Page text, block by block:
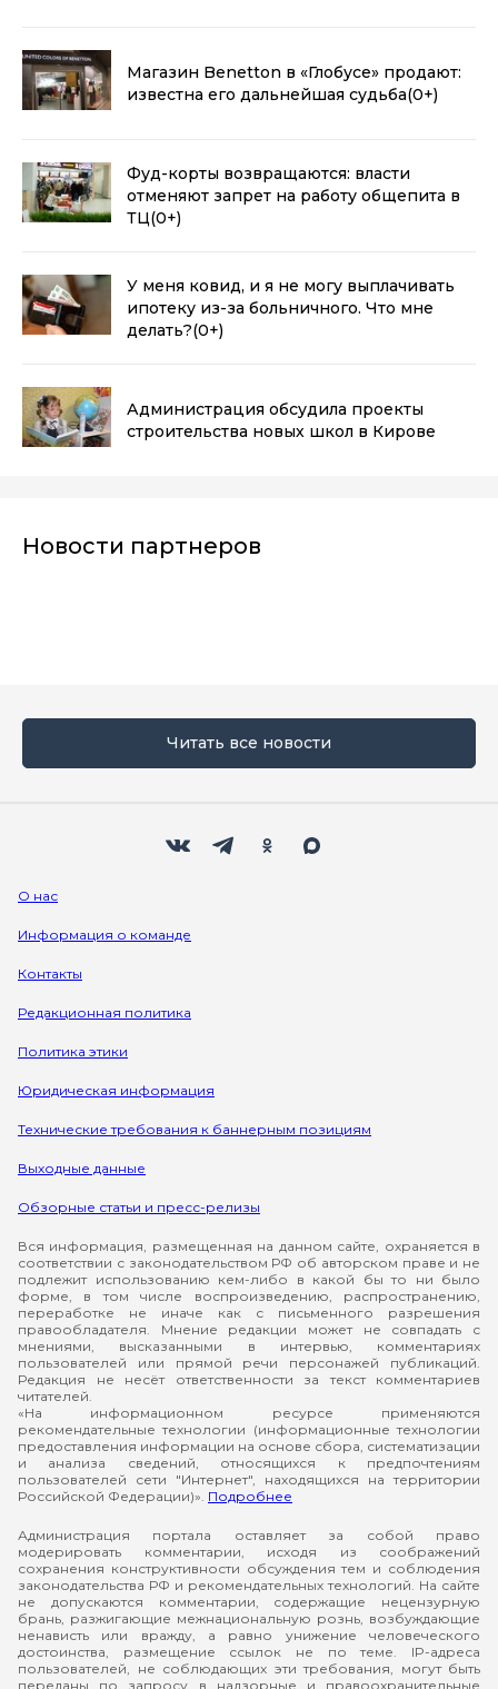
Магазин Benetton в «Глобусе» продают:
известна его дальнейшая судьба(0+)
Фуд-корты возвращаются: власти
отменяют запрет на работу общепита в
ТЦ(0+)
У меня ковид, и я не могу выплачивать
ипотеку из-за больничного. Что мне
делать?(0+)
Администрация обсудила проекты
строительства новых школ в Кирове
Новости партнеров
Читать все новости
О нас
Информация о команде
Контакты
Редакционная политика
Политика этики
Юридическая информация
Технические требования к баннерным позициям
Выходные данные
Обзорные статьи и пресс-релизы
Вся информация, размещенная на данном сайте, охраняется в
соответствии с законодательством РФ об авторском праве и не
подлежит использованию кем-либо в какой бы то ни было
форме, в том числе воспроизведению, распространению,
переработке не иначе как с письменного разрешения
правообладателя. Мнение редакции может не совпадать с
мнениями, высказанными в интервью, комментариях
пользователей или прямой речи персонажей публикаций.
Редакция не несёт ответственности за текст комментариев
читателей.
«На информационном ресурсе применяются
рекомендательные технологии (информационные технологии
предоставления информации на основе сбора, систематизации
и анализа сведений, относящихся к предпочтениям
пользователей сети "Интернет", находящихся на территории
Российской Федерации)». Подробнее
Администрация портала оставляет за собой право
модерировать комментарии, исходя из соображений
сохранения конструктивности обсуждения тем и соблюдения
законодательства РФ и рекомендательных технологий. На сайте
не допускаются комментарии, содержащие нецензурную
брань, разжигающие межнациональную рознь, возбуждающие
ненависть или вражду, а равно унижение человеческого
достоинства, размещение ссылок не по теме. IP-адреса
пользователей, не соблюдающих эти требования, могут быть
переданы по запросу в надзорные и правоохранительные